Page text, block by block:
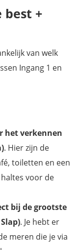
best +
van welk
Ingang 1 en
het verkennen
. Hier zijn de
toiletten en een
voor de
bij de grootste
. Je hebt er
meren die je via